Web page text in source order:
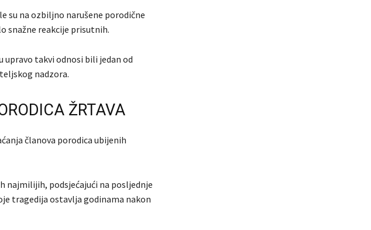
su na ozbiljno narušene porodične
snažne reakcije prisutnih.
upravo takvi odnosi bili jedan od
nadzora.
ŽRTAVA
članova porodica ubijenih
najmilijih, podsjećajući na posljednje
tragedija ostavlja godinama nakon